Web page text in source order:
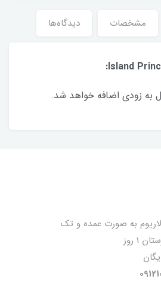
مشخصات دیدگاه‌ها
زودی اضافه خواهد شد.
به صورت عمده و تک